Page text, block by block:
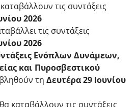
τις συντάξεις
2026
τις συντάξεις
2026
Ενόπλων Δυνάμεων,
και Πυροσβεστικού
τη Δευτέρα 29 Ιουνίου
θα καταβάλλουν τις συντάξεις